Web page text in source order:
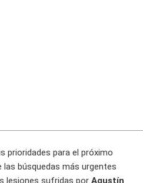
prioridades para el próximo
las búsquedas más urgentes
lesiones sufridas por Agustín